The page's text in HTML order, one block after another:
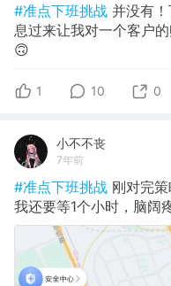
#准点下班挑战 并没有
息过来让我对一个客户
🙃
1 10 0
小不不丧
7年前
#准点下班挑战 刚对完
我还要等1个小时，脑阔